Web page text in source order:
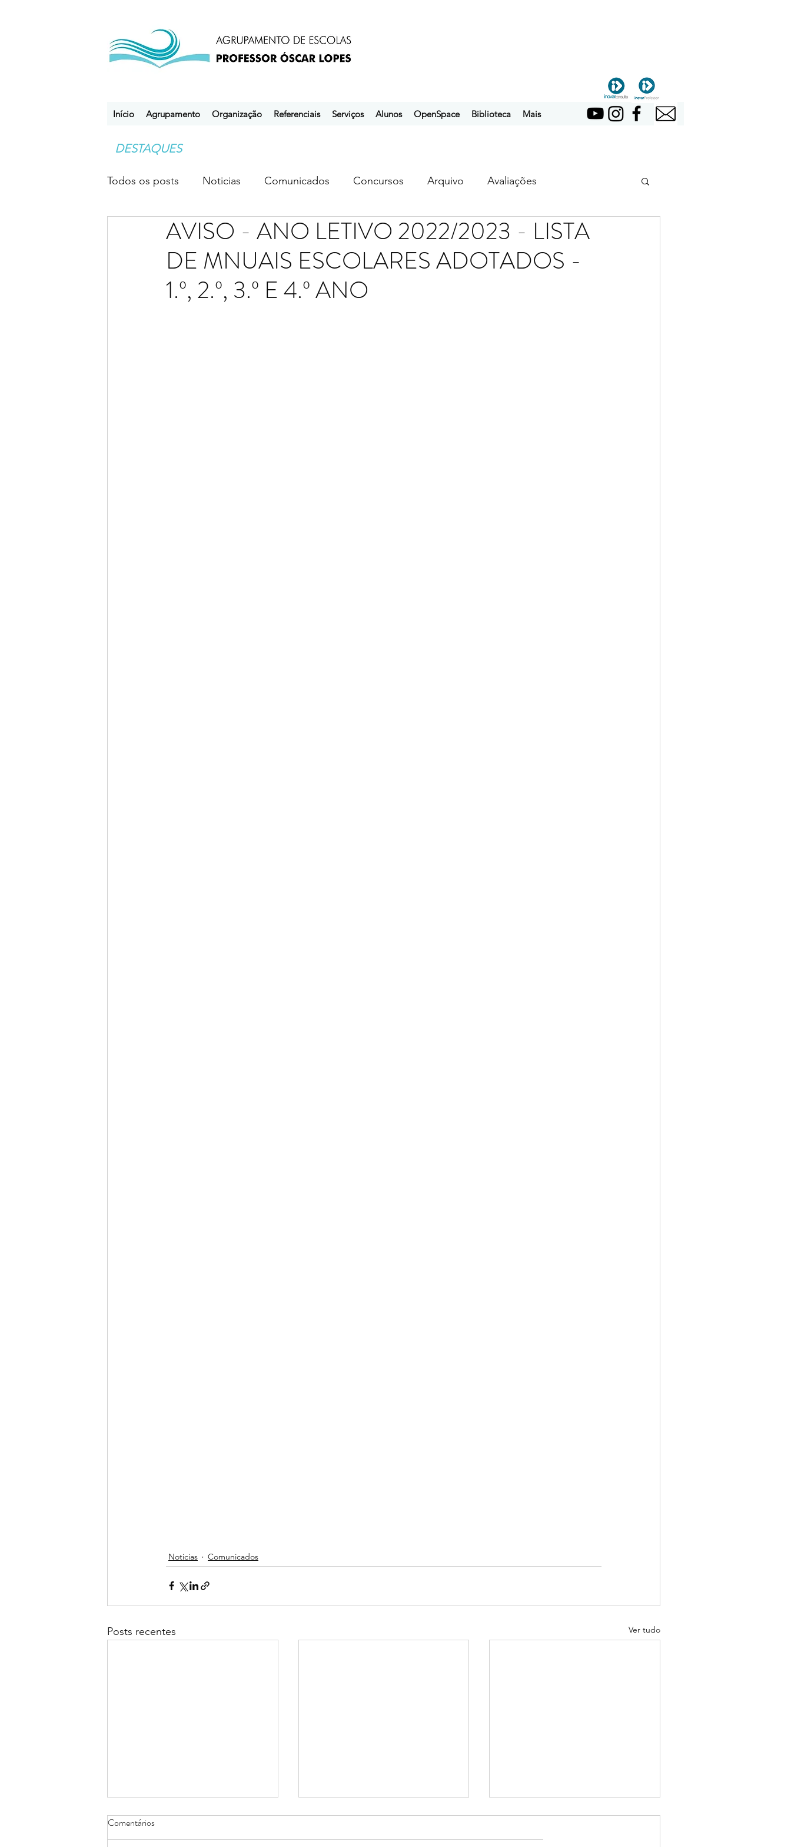
Início Agrupamento Organização Referenciais Serviços Alunos OpenSpace Biblioteca Mais
DESTAQUES
Todos os posts Noticias Comunicados Concursos Arquivo Avaliações
Desporto Escolar Clubes ebem ebpol ubuntu
AVISO - ANO LETIVO 2022/2023 - LISTA
DE MNUAIS ESCOLARES ADOTADOS -
1.º, 2.º, 3.º E 4.º ANO
Noticias Comunicados
Posts recentes Ver tudo
Comentários